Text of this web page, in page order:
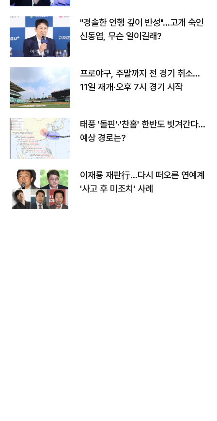
"경솔한 언행 깊이 반성"…고개 숙인
신동엽, 무슨 일이길래?
프로야구, 주말까지 전 경기 취소…
11일 재개·오후 7시 경기 시작
태풍 '돌핀'·'찬홈' 한반도 빗겨간다…
예상 경로는?
이재룡 재판行…다시 떠오른 연예계
'사고 후 미조치' 사례